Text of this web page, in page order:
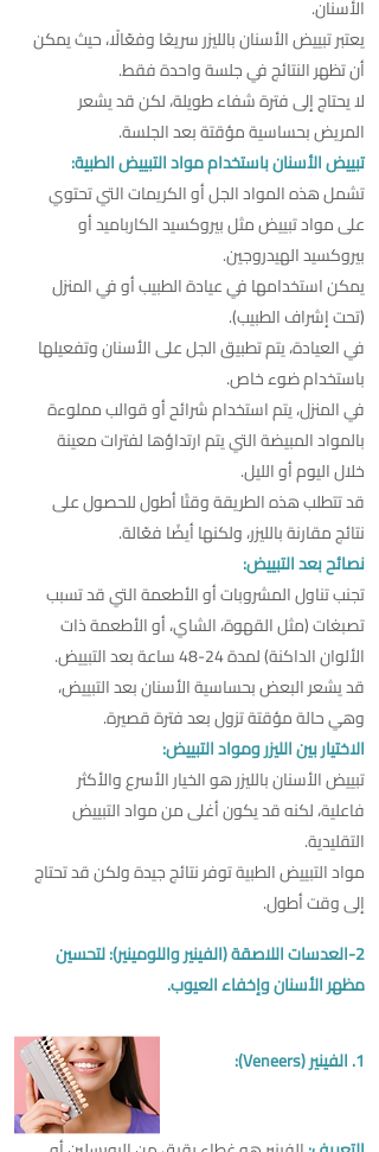
الأسنان.
يعتبر تبييض الأسنان بالليزر سريعًا وفعّالًا، حيث يمكن
أن تظهر النتائج في جلسة واحدة فقط.
لا يحتاج إلى فترة شفاء طويلة، لكن قد يشعر
المريض بحساسية مؤقتة بعد الجلسة.
تبييض الأسنان باستخدام مواد التبييض الطبية:
تشمل هذه المواد الجل أو الكريمات التي تحتوي
على مواد تبييض مثل بيروكسيد الكارباميد أو
بيروكسيد الهيدروجين.
يمكن استخدامها في عيادة الطبيب أو في المنزل
(تحت إشراف الطبيب).
في العيادة، يتم تطبيق الجل على الأسنان وتفعيلها
باستخدام ضوء خاص.
في المنزل، يتم استخدام شرائح أو قوالب مملوءة
بالمواد المبيضة التي يتم ارتداؤها لفترات معينة
خلال اليوم أو الليل.
قد تتطلب هذه الطريقة وقتًا أطول للحصول على
نتائج مقارنة بالليزر، ولكنها أيضًا فعّالة.
نصائح بعد التبييض:
تجنب تناول المشروبات أو الأطعمة التي قد تسبب
تصبغات (مثل القهوة، الشاي، أو الأطعمة ذات
الألوان الداكنة) لمدة 24-48 ساعة بعد التبييض.
قد يشعر البعض بحساسية الأسنان بعد التبييض،
وهي حالة مؤقتة تزول بعد فترة قصيرة.
الاختيار بين الليزر ومواد التبييض:
تبييض الأسنان بالليزر هو الخيار الأسرع والأكثر
فاعلية، لكنه قد يكون أغلى من مواد التبييض
التقليدية.
مواد التبييض الطبية توفر نتائج جيدة ولكن قد تحتاج
إلى وقت أطول.
2-العدسات اللاصقة (الفينير واللومينير): لتحسين
مظهر الأسنان وإخفاء العيوب.
1. الفينير (Veneers):